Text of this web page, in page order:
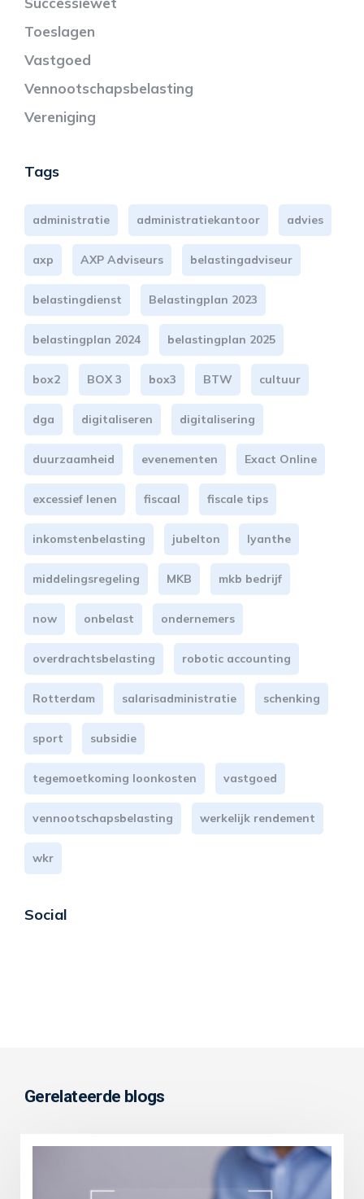
Toeslagen
Vastgoed
Vennootschapsbelasting
Vereniging
Tags
administratie administratiekantoor advies
axp AXP Adviseurs belastingadviseur
belastingdienst Belastingplan 2023
belastingplan 2024 belastingplan 2025
box2 BOX 3 box3 BTW cultuur
dga digitaliseren digitalisering
duurzaamheid evenementen Exact Online
excessief lenen fiscaal fiscale tips
inkomstenbelasting jubelton lyanthe
middelingsregeling MKB mkb bedrijf
now onbelast ondernemers
overdrachtsbelasting robotic accounting
Rotterdam salarisadministratie schenking
sport subsidie
tegemoetkoming loonkosten vastgoed
vennootschapsbelasting werkelijk rendement
wkr
Social
Gerelateerde blogs